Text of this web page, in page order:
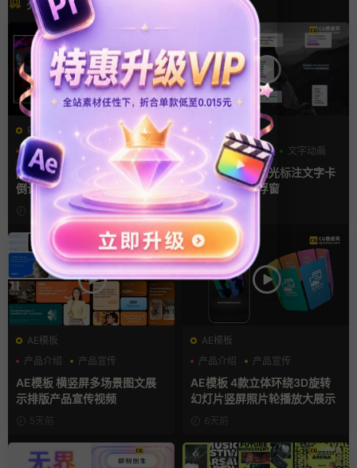
PR基本图形mogrt
PR基本图形
三维 倒计时
pr轮播模板 方屏竖屏4K展示
倒计时轮播图PR模版
8小时前
FCPX字幕
字幕模板
弹窗 文字动画
fcpx插件 9组高光标注文字卡
片窗口小组件浮窗
8小时前
AE模板
产品介绍
产品宣传
产品展示
AE模板 横竖屏多场景图文展
示排版产品宣传视频
5天前
AE模板
产品介绍
产品宣传
产品展示
AE模板 4款立体环绕3D旋转
幻灯片竖屏照片轮播放大展示
6天前